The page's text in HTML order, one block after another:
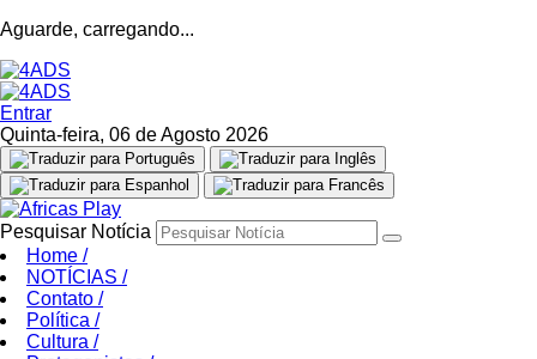
Aguarde, carregando...
Entrar
Quinta-feira, 06 de Agosto 2026
Pesquisar Notícia
Home /
NOTÍCIAS /
Contato /
Política /
Cultura /